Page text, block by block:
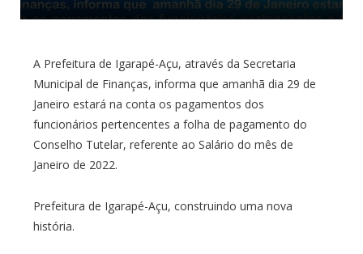
A Prefeitura de Igarapé-Açu, através da Secretaria
Municipal de Finanças, informa que amanhã dia 29 de
Janeiro estará na conta os pagamentos dos
funcionários pertencentes a folha de pagamento do
Conselho Tutelar, referente ao Salário do mês de
Janeiro de 2022.
Prefeitura de Igarapé-Açu, construindo uma nova
história.